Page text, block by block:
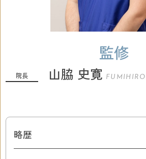
監修
院長 山脇 史寛
略歴